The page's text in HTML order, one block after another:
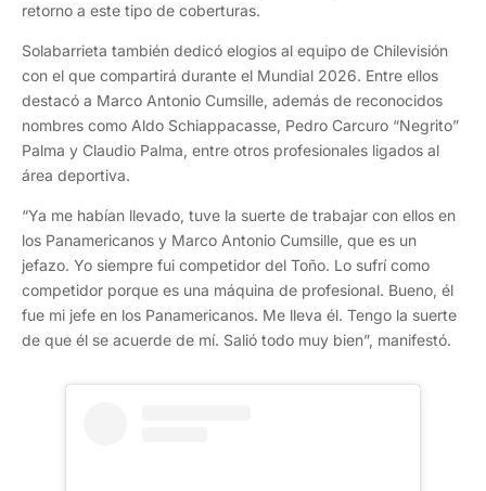
retorno a este tipo de coberturas.
Solabarrieta también dedicó elogios al equipo de Chilevisión
con el que compartirá durante el Mundial 2026. Entre ellos
destacó a Marco Antonio Cumsille, además de reconocidos
nombres como Aldo Schiappacasse, Pedro Carcuro “Negrito”
Palma y Claudio Palma, entre otros profesionales ligados al
área deportiva.
“Ya me habían llevado, tuve la suerte de trabajar con ellos en
los Panamericanos y Marco Antonio Cumsille, que es un
jefazo. Yo siempre fui competidor del Toño. Lo sufrí como
competidor porque es una máquina de profesional. Bueno, él
fue mi jefe en los Panamericanos. Me lleva él. Tengo la suerte
de que él se acuerde de mí. Salió todo muy bien”, manifestó.